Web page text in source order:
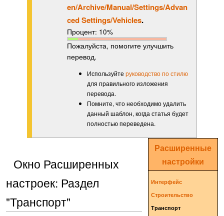
en/Archive/Manual/Settings/Advan
ced Settings/Vehicles.
Процент: 10%
Пожалуйста, помогите улучшить
перевод.
Используйтеруководство по стилю
для правильного изложения
перевода.
Помните, что необходимо удалить
данный шаблон, когда статья будет
полностью переведена.
Расширенные
настройки
Интерфейс
Строительство
Транспорт
Окно Расширенных
настроек: Раздел
"Транспорт"